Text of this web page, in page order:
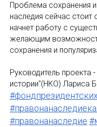
Проблема сохранения
наследия сейчас
начнет работу с
желающим
сохранения и
Руководитель проекта
истории"(НКО) Лариса
#правонанаследие